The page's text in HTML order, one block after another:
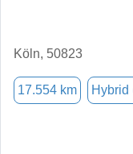
Köln, 50823
17.554 km Hybrid